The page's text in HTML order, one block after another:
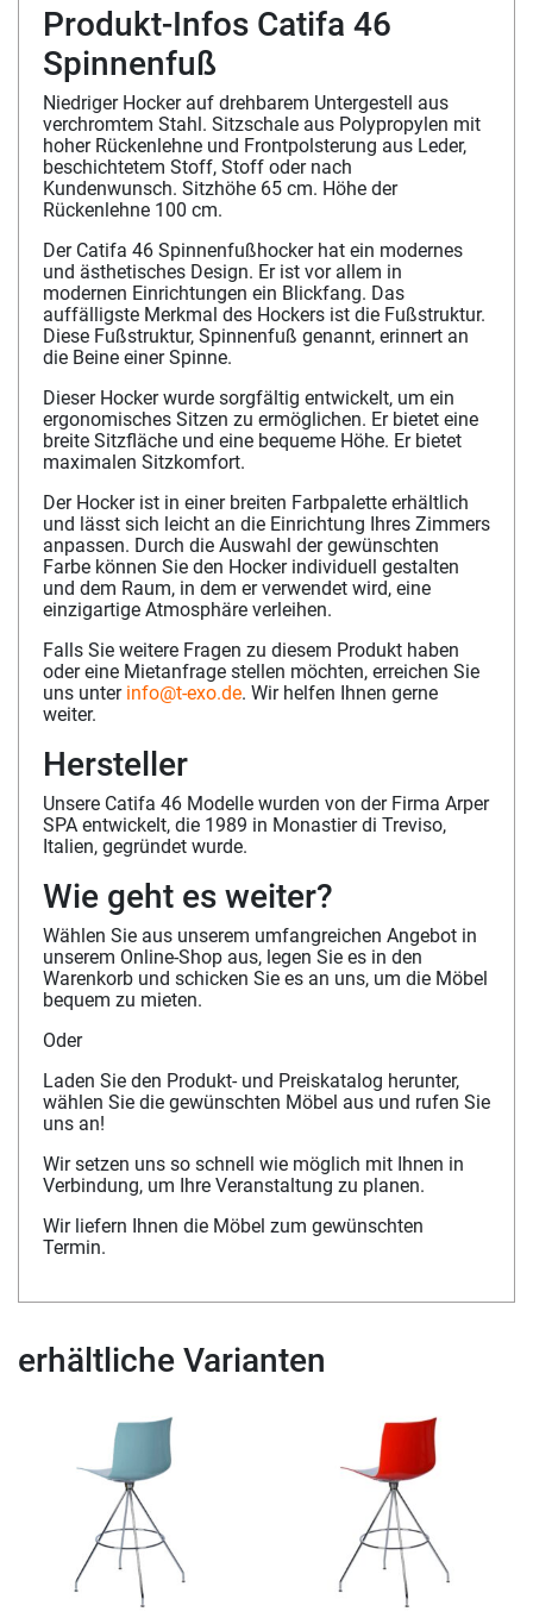
Produkt-Infos Catifa 46
Spinnenfuß
Niedriger Hocker auf drehbarem Untergestell aus
verchromtem Stahl. Sitzschale aus Polypropylen mit
hoher Rückenlehne und Frontpolsterung aus Leder,
beschichtetem Stoff, Stoff oder nach
Kundenwunsch. Sitzhöhe 65 cm. Höhe der
Rückenlehne 100 cm.
Der Catifa 46 Spinnenfußhocker hat ein modernes
und ästhetisches Design. Er ist vor allem in
modernen Einrichtungen ein Blickfang. Das
auffälligste Merkmal des Hockers ist die Fußstruktur.
Diese Fußstruktur, Spinnenfuß genannt, erinnert an
die Beine einer Spinne.
Dieser Hocker wurde sorgfältig entwickelt, um ein
ergonomisches Sitzen zu ermöglichen. Er bietet eine
breite Sitzfläche und eine bequeme Höhe. Er bietet
maximalen Sitzkomfort.
Der Hocker ist in einer breiten Farbpalette erhältlich
und lässt sich leicht an die Einrichtung Ihres Zimmers
anpassen. Durch die Auswahl der gewünschten
Farbe können Sie den Hocker individuell gestalten
und dem Raum, in dem er verwendet wird, eine
einzigartige Atmosphäre verleihen.
Falls Sie weitere Fragen zu diesem Produkt haben
oder eine Mietanfrage stellen möchten, erreichen Sie
uns unter info@t-exo.de. Wir helfen Ihnen gerne
weiter.
Hersteller
Unsere Catifa 46 Modelle wurden von der Firma Arper
SPA entwickelt, die 1989 in Monastier di Treviso,
Italien, gegründet wurde.
Wie geht es weiter?
Wählen Sie aus unserem umfangreichen Angebot in
unserem Online-Shop aus, legen Sie es in den
Warenkorb und schicken Sie es an uns, um die Möbel
bequem zu mieten.
Oder
Laden Sie den Produkt- und Preiskatalog herunter,
wählen Sie die gewünschten Möbel aus und rufen Sie
uns an!
Wir setzen uns so schnell wie möglich mit Ihnen in
Verbindung, um Ihre Veranstaltung zu planen.
Wir liefern Ihnen die Möbel zum gewünschten
Termin.
erhältliche Varianten